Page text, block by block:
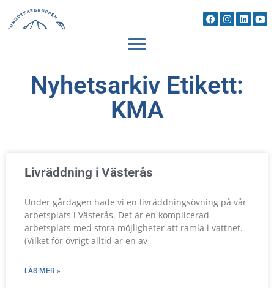
Nyhetsarkiv Etikett:
KMA
Livräddning i Västerås
Under gårdagen hade vi en livräddningsövning på vår
arbetsplats i Västerås. Det är en komplicerad
arbetsplats med stora möjligheter att ramla i vattnet.
(Vilket för övrigt alltid är en av
LÄS MER »